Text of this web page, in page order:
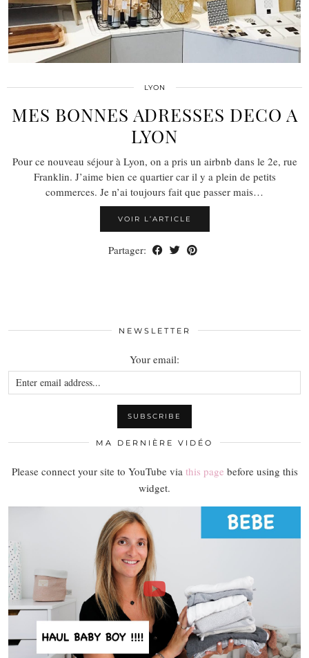
LYON
MES BONNES ADRESSES DECO A
LYON
Pour ce nouveau séjour à Lyon, on a pris un airbnb dans le 2e, rue
Franklin. J’aime bien ce quartier car il y a plein de petits
commerces. Je n’ai toujours fait que passer mais…
VOIR L’ARTICLE
Partager:
NEWSLETTER
Your email:
MA DERNIÈRE VIDÉO
Please connect your site to YouTube via this page before using this
widget.